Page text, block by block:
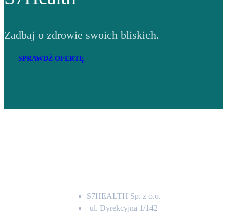
Zadbaj o zdrowie swoich bliskich.
SPRAWDŹ OFERTĘ
S7HEALTH Sp. z o.o.
ul. Dyrekcyjna 1/142